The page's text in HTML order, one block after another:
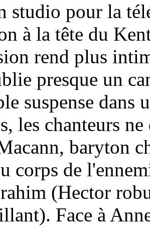
studio pour la
à la tête du
rend plus
presque un
suspense dans
les chanteurs
baryton
corps de
(Hector
Face à